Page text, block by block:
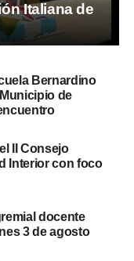
Italiana de
Bernardino
de
II Consejo
Interior con foco
docente
3 de agosto